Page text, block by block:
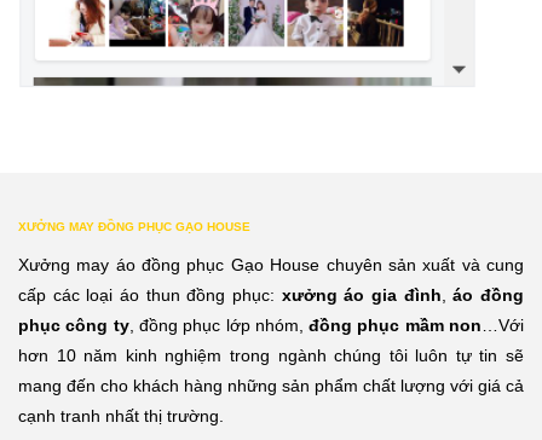
XƯỞNG MAY ĐỒNG PHỤC GẠO HOUSE
Xưởng may áo đồng phục Gạo House chuyên sản xuất và cung
cấp các loại áo thun đồng phục: xưởng áo gia đình ,áo đồng
phục công ty, đồng phục lớp nhóm,đồng phục mầm non …Với
hơn 10 năm kinh nghiệm trong ngành chúng tôi luôn tự tin sẽ
mang đến cho khách hàng những sản phẩm chất lượng với giá cả
cạnh tranh nhất thị trường.